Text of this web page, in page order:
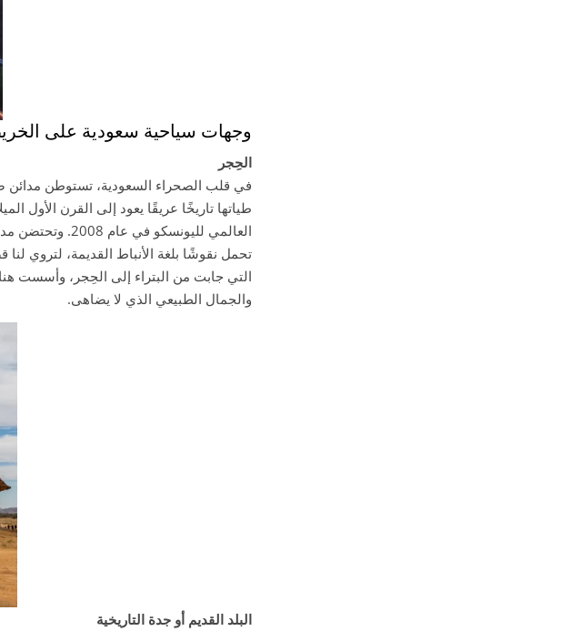
وجهات سياحية سعودية على
الحِجر
في قلب الصحراء السعودية، تستوطن مدائن
تحمل نقوشًا بلغة الأنباط القديمة، لتروي
والجمال الطبيعي الذي لا يضاهى.
البلد القديم أو جدة التاريخية